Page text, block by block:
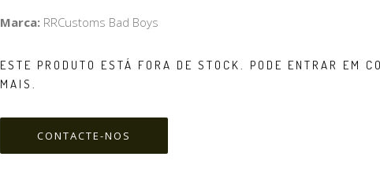
Marca: RRCustoms Bad Boys
ESTE PRODUTO ESTÁ FORA DE STOCK. PODE ENTRAR EM
MAIS.
CONTACTE-NOS